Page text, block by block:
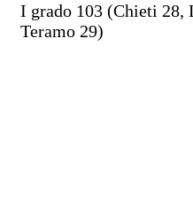
I grado 103 (Chieti 28,
Teramo 29)